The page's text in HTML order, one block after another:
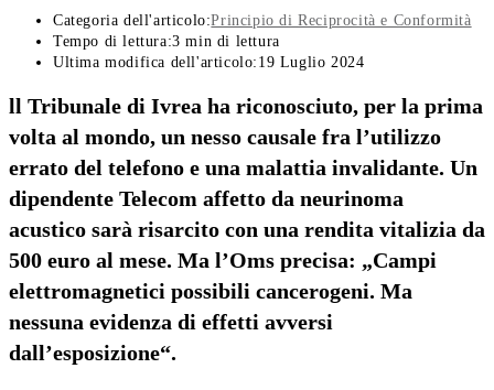
Categoria dell'articolo:Principio di Reciprocità e Conformità
Tempo di lettura:3 min di lettura
Ultima modifica dell'articolo: 19 Luglio 2024
ll Tribunale di Ivrea ha riconosciuto, per la prima
volta al mondo, un nesso causale fra l’utilizzo
errato del telefono e una malattia invalidante. Un
dipendente Telecom affetto da neurinoma
acustico sarà risarcito con una rendita vitalizia da
500 euro al mese. Ma l’Oms precisa: „Campi
elettromagnetici possibili cancerogeni. Ma
nessuna evidenza di effetti avversi
dall’esposizione“.